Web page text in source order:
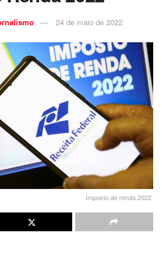
24 de maio de 2022
Imposto de renda 2022.